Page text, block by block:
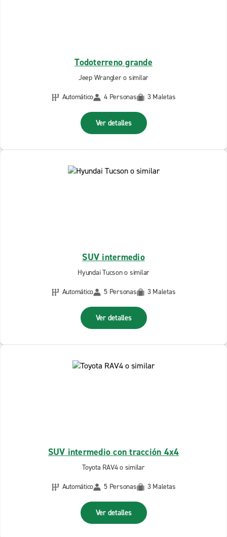
Todoterreno grande
Jeep Wrangler o similar
Automático
4 Personas 3 Maletas
Ver detalles
SUV intermedio
Hyundai Tucson o similar
Automático
5 Personas 3 Maletas
Ver detalles
SUV intermedio con tracción 4x4
Toyota RAV4 o similar
Automático
5 Personas 3 Maletas
Ver detalles